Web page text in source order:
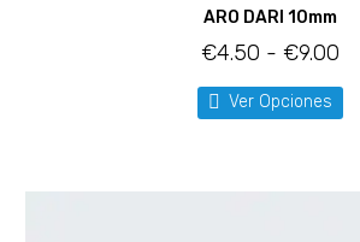
ARO DARI 10mm
€4.50 - €9.00
Ver Opciones